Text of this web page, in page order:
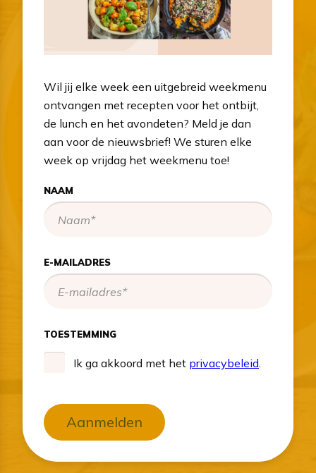
Wil jij elke week een uitgebreid weekmenu
ontvangen met recepten voor het ontbijt,
de lunch en het avondeten? Meld je dan
aan voor de nieuwsbrief! We sturen elke
week op vrijdag het weekmenu toe!
NAAM
E-MAILADRES
TOESTEMMING
Ik ga akkoord met het privacybeleid.
Aanmelden